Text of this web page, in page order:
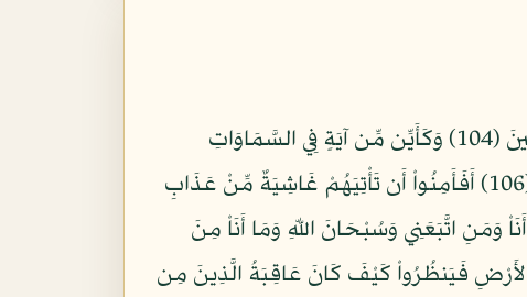
وَمَا أَكْثَرُ النَّاسِ وَلَوْ حَرَصْتَ بِمُؤْمِنِينَ (103) وَمَا تَسْأَلُهُمْ عَلَيْهِ مِنْ أَجْرٍ إِنْ هُوَ إِلاَّ ذِكْرٌ لِّلْعَالَمِينَ (104) وَكَأَيِّن مِّن آيَةٍ فِي السَّمَاوَاتِ
وَالأَرْضِ يَمُرُّونَ عَلَيْهَا وَهُمْ عَنْهَا مُعْرِضُونَ (105) وَمَا يُؤْمِنُ أَكْثَرُهُمْ بِاللّهِ إِلاَّ وَهُم مُّشْرِكُونَ (106) أَفَأَمِنُواْ أَن تَأْتِيَهُمْ غَاشِيَةٌ مِّنْ عَذَابِ
اللّهِ عَلَى بَصِيرَةٍ أَنَاْ وَمَنِ اتَّبَعَنِي وَسُبْحَانَ اللّهِ وَمَا أَنَاْ مِنَ
فِي الأَرْضِ فَيَنظُرُواْ كَيْفَ كَانَ عَاقِبَةُ الَّذِينَ مِن